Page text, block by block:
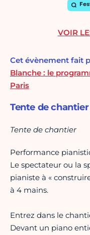
Cet évènement fait
Blanche : le
Paris
Tente de
Tente de chantier
Performance
Le spectateur ou la
pianiste à «
à 4 mains.
Entrez dans le
Devant un piano
VOIR